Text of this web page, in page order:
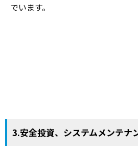
でいます。
3.安全投資、システムメンテナ